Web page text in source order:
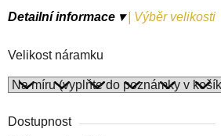
Detailní informace ▾
Výběr velikosti
Velikost náramku
Dostupnost